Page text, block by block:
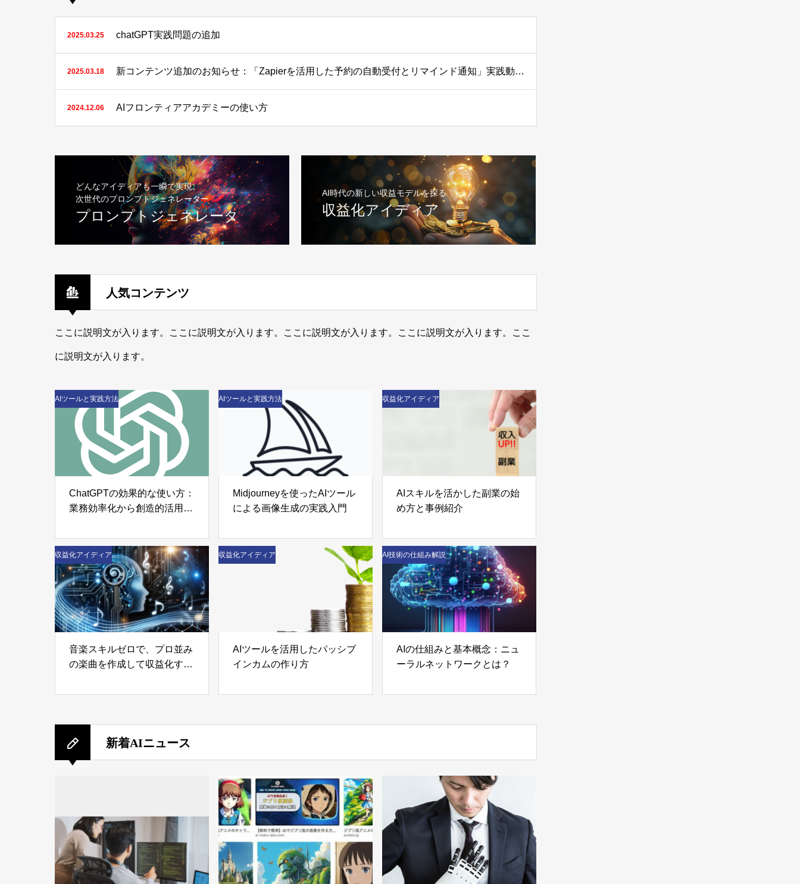
2025.03.25 chatGPT実践問題の追加
2025.03.18 新コンテンツ追加のお知らせ：「Zapierを活用した予約の自動受付とリマインド通知」実践動画公開！
2024.12.06 AIフロンティアアカデミーの使い方
どんなアイディアも一瞬で実現、
次世代のプロンプトジェネレーター
プロンプトジェネレータ
AI時代の新しい収益モデルを探る
収益化アイディア
人気コンテンツ
ここに説明文が入ります。ここに説明文が入ります。ここに説明文が入ります。ここに説明文が入ります。ここ
に説明文が入ります。
AIツールと実践方法
ChatGPTの効果的な使い方：
業務効率化から創造的活用ま
AIツールと実践方法
Midjourneyを使ったAIツール
による画像生成の実践入門
収益化アイディア
AIスキルを活かした副業の始
め方と事例紹介
収益化アイディア
音楽スキルゼロで、プロ並み
の楽曲を作成して収益化する
収益化アイディア
AIツールを活用したパッシブ
インカムの作り方
AI技術の仕組み解説
AIの仕組みと基本概念：ニュ
ーラルネットワークとは？
新着AIニュース